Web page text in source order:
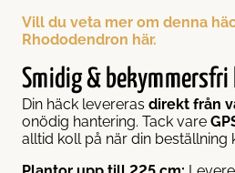
Vill du veta mer om denna
Rhododendron här.
Smidig & bekymmersfri
Din häck levereras direkt från
onödig hantering. Tack vare
alltid koll på när din beställning